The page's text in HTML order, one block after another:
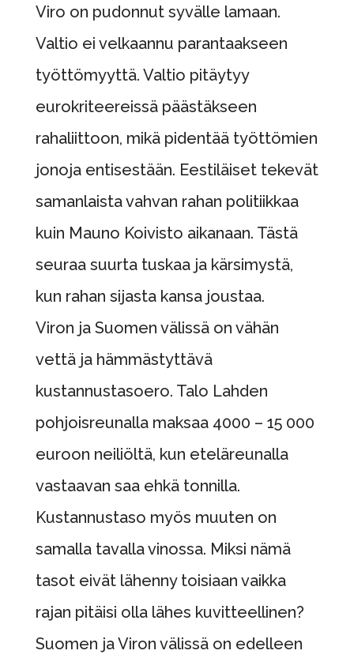
Viro on pudonnut syvälle lamaan.
Valtio ei velkaannu parantaakseen
työttömyyttä. Valtio pitäytyy
eurokriteereissä päästäkseen
rahaliittoon, mikä pidentää työttömien
jonoja entisestään. Eestiläiset tekevät
samanlaista vahvan rahan politiikkaa
kuin Mauno Koivisto aikanaan. Tästä
seuraa suurta tuskaa ja kärsimystä,
kun rahan sijasta kansa joustaa.
Viron ja Suomen välissä on vähän
vettä ja hämmästyttävä
kustannustasoero. Talo Lahden
pohjoisreunalla maksaa 4000 – 15 000
euroon neiliöltä, kun eteläreunalla
vastaavan saa ehkä tonnilla.
Kustannustaso myös muuten on
samalla tavalla vinossa. Miksi nämä
tasot eivät lähenny toisiaan vaikka
rajan pitäisi olla lähes kuvitteellinen?
Suomen ja Viron välissä on edelleen